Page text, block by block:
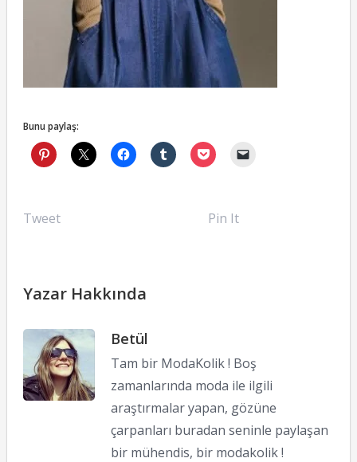
Bunu paylaş:
Tweet Pin It
Yazar Hakkında
Betül
Tam bir ModaKolik ! Boş
zamanlarında moda ile ilgili
araştırmalar yapan, gözüne
çarpanları buradan seninle paylaşan
bir mühendis, bir modakolik !